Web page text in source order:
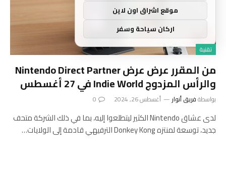
تقنية
من المقرر عرض عرض Nintendo Direct Partner
والرأس المزدوج Indie World في 27 أغسطس
بواسطةفريق أنوار أغسطس 26, 2024 0
لدى عشاق Nintendo الكثير ليتطلعوا إليه، بما في ذلك الشركة متحف
جديد، توسعة لمنتزه Donkey Kong الترفيهي قادمة إلى الولايات…
موقع اشراق اون لاين
اركان سياحة وسفر